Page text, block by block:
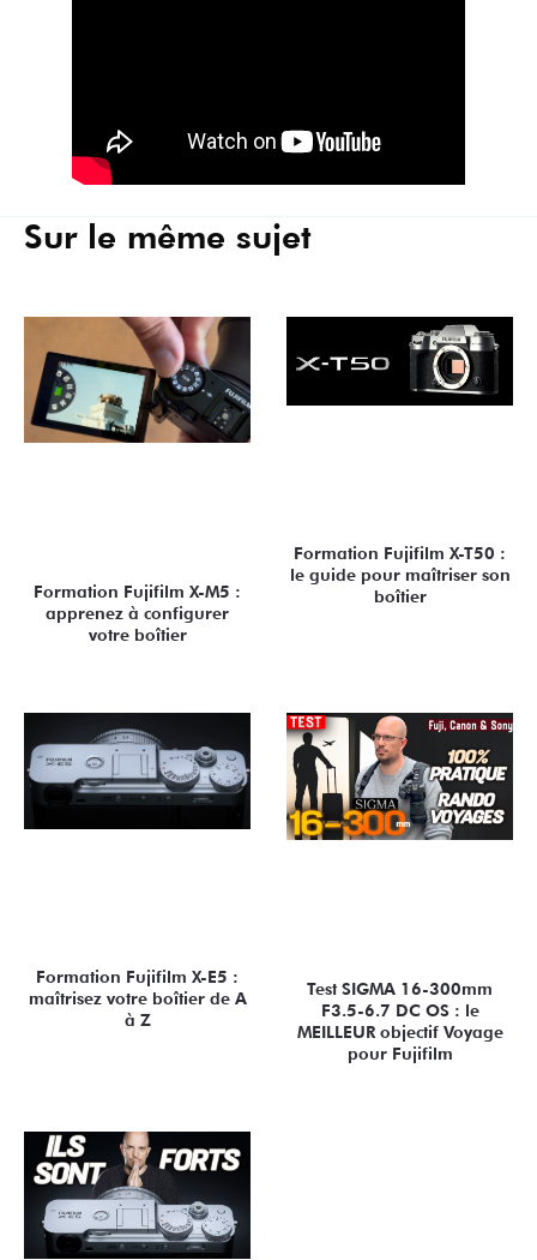
Sur le même sujet
Formation Fujifilm X-M5 :
apprenez à configurer
votre boîtier
Formation Fujifilm X-T50 :
le guide pour maîtriser son
boîtier
Formation Fujifilm X-E5 :
maîtrisez votre boîtier de A
à Z
Test SIGMA 16-300mm
F3.5-6.7 DC OS : le
MEILLEUR objectif Voyage
pour Fujifilm